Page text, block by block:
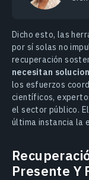
Dicho esto, las
por sí solas no
recuperación
necesitan
los esfuerzos
científicos,
el sector público.
última instancia la
Presente Y